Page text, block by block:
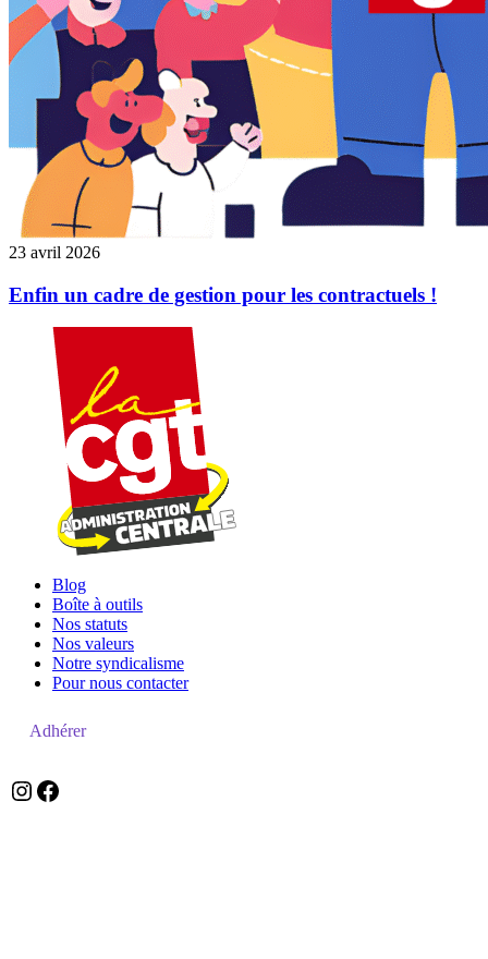
23 avril 2026
Enfin un cadre de gestion pour les contractuels !
Blog
Boîte à outils
Nos statuts
Nos valeurs
Notre syndicalisme
Pour nous contacter
Adhérer
zefzefr
Facebook